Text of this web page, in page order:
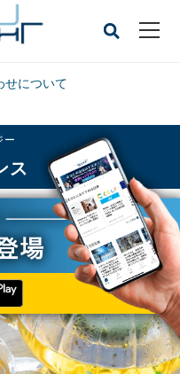
せについて
ー
ス
胞の感覚センサーにあり